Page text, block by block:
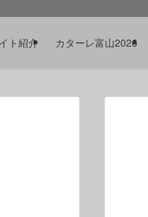
ト紹介 カターレ富山2026